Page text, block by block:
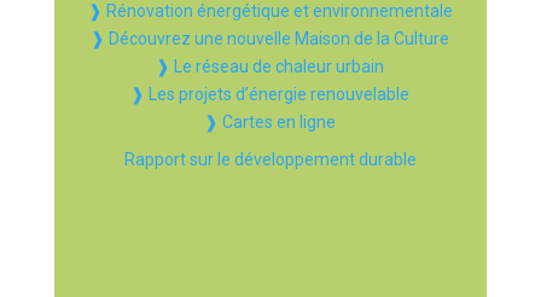
❱ Rénovation énergétique et environnementale
❱ Découvrez une nouvelle Maison de la Culture
❱ Le réseau de chaleur urbain
❱ Les projets d’énergie renouvelable
❱ Cartes en ligne
Rapport sur le développement durable